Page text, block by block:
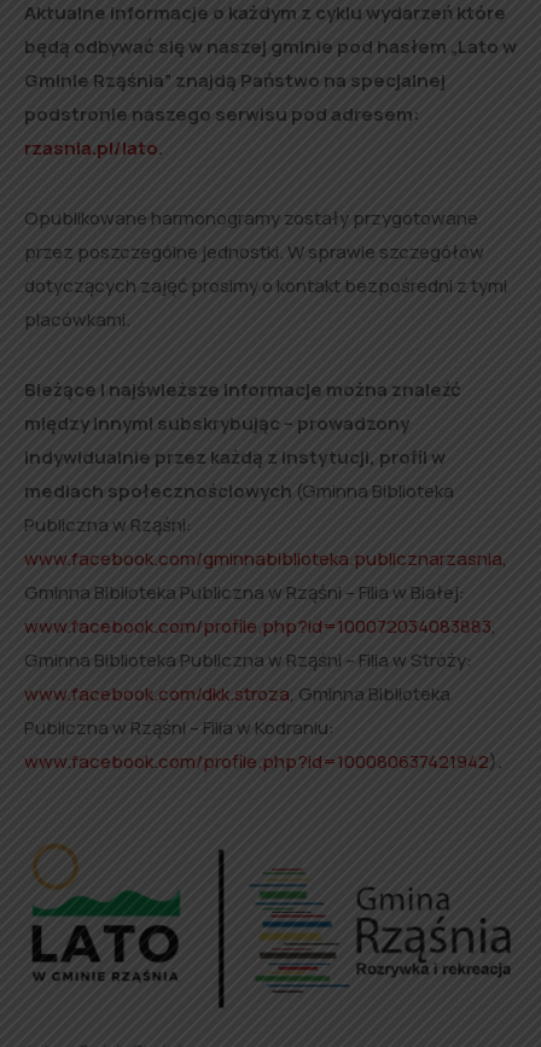
Aktualne informacje o każdym z cyklu wydarzeń które
będą odbywać się w naszej gminie pod hasłem „Lato w
Gminie Rząśnia” znajdą Państwo na specjalnej
podstronie naszego serwisu pod adresem:
rzasnia.pl/lato.
Opublikowane harmonogramy zostały przygotowane
przez poszczególne jednostki. W sprawie szczegółów
dotyczących zajęć prosimy o kontakt bezpośredni z tymi
placówkami.
Bieżące i najświeższe informacje można znaleźć
między innymi subskrybując – prowadzony
indywidualnie przez każdą z instytucji, profil w
mediach społecznościowych (Gminna Biblioteka
Publiczna w Rząśni:
www.facebook.com/gminnabiblioteka.publicznarzasnia,
Gminna Biblioteka Publiczna w Rząśni – Filia w Białej:
www.facebook.com/profile.php?id=100072034083883,
Gminna Biblioteka Publiczna w Rząśni – Filia w Stróży:
www.facebook.com/dkk.stroza, Gminna Biblioteka
Publiczna w Rząśni – Filia w Kodraniu:
www.facebook.com/profile.php?id=100080637421942).